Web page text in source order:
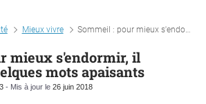
Mieux vivre Sommeil : pour mieux s'endormir, il suffirait de quelques mots apaisants
mieux s'endormir, il
mots apaisants
- Mis à jour le 26 juin 2018